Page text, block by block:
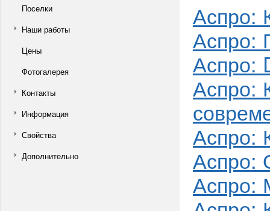
Поселки
Наши работы
Цены
Фотогалерея
Контакты
Информация
Свойства
Дополнительно
Аспро:
Аспро:
Аспро:
Аспро:
Аспро:
Аспро:
Аспро: